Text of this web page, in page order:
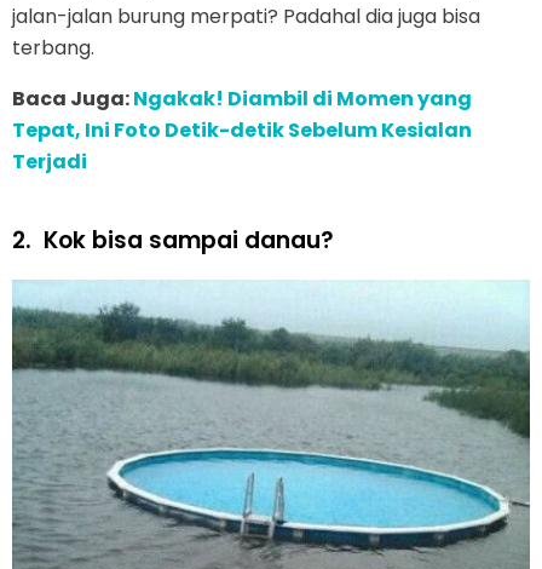
jalan-jalan burung merpati? Padahal dia juga bisa
terbang.
Baca Juga:Ngakak! Diambil di Momen yang
Tepat, Ini Foto Detik-detik Sebelum Kesialan
Terjadi
2. Kok bisa sampai danau?